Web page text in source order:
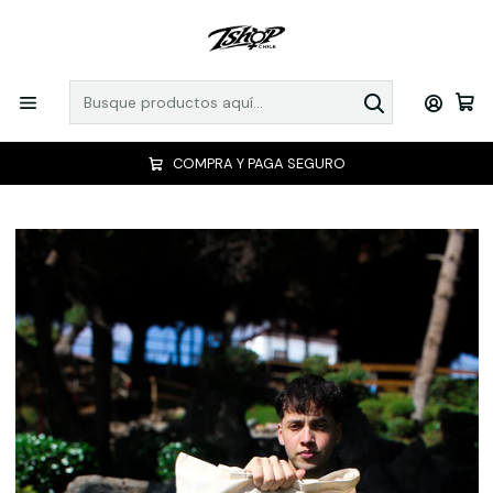
COMPRA Y PAGA SEGURO